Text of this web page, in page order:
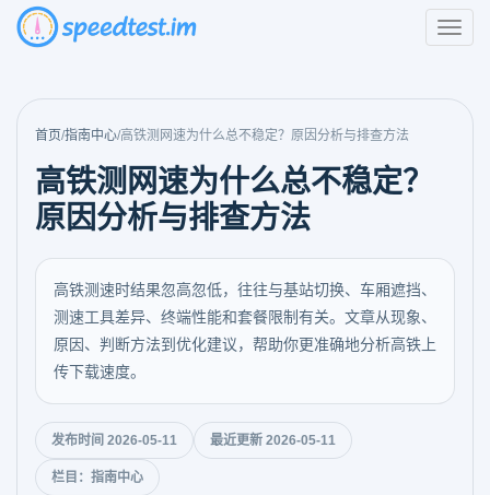
首页/指南中心/高铁测网速为什么总不稳定？原因分析与排查方法
高铁测网速为什么总不稳定？
原因分析与排查方法
高铁测速时结果忽高忽低，往往与基站切换、车厢遮挡、
测速工具差异、终端性能和套餐限制有关。文章从现象、
原因、判断方法到优化建议，帮助你更准确地分析高铁上
传下载速度。
发布时间 2026-05-11 最近更新 2026-05-11
栏目：指南中心